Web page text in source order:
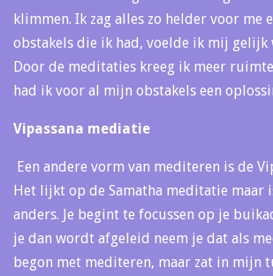
klimmen. Ik zag alles zo helder voor me
obstakels die ik had, voelde ik mij gelijk
Door de meditaties kreeg ik meer
had ik voor al mijn obstakels een
Vipassana mediatie
Een andere vorm van mediteren is de
Het lijkt op de Samatha meditatie maar
anders. Je begint te focussen op je
je dan wordt afgeleid neem je dat als
begon met mediteren, maar zat in mijn